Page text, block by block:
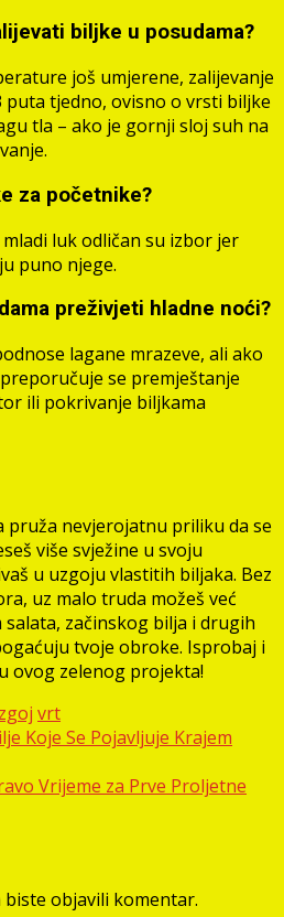
biljke u posudama?
još umjerene, zalijevanje
tjedno, ovisno o vrsti biljke
tla – ako je gornji sloj suh na
za početnike?
luk odličan su izbor jer
puno njege.
preživjeti hladne noći?
lagane mrazeve, ali ako
se premještanje
ili pokrivanje biljkama
pruža nevjerojatnu priliku da se
više svježine u svoju
u uzgoju vlastitih biljaka. Bez
uz malo truda možeš već
začinskog bilja i drugih
tvoje obroke. Isprobaj i
ovog zelenog projekta!
vrt
Koje Se Pojavljuje Krajem
Vrijeme za Prve Proljetne
biste objavili komentar.